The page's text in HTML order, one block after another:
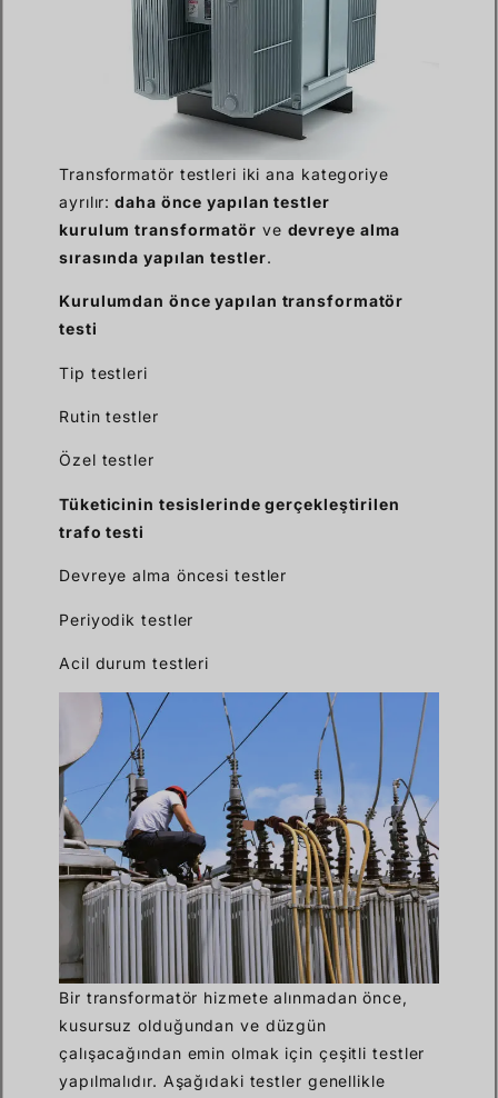
Transformatör testleri iki ana kategoriye
ayrılır: daha önce yapılan testler
kurulum transformatör ve devreye alma
sırasında yapılan testler.
Kurulumdan önce yapılan transformatör
testi
Tip testleri
Rutin testler
Özel testler
Tüketicinin tesislerinde gerçekleştirilen
trafo testi
Devreye alma öncesi testler
Periyodik testler
Acil durum testleri
Bir transformatör hizmete alınmadan önce,
kusursuz olduğundan ve düzgün
çalışacağından emin olmak için çeşitli testler
yapılmalıdır. Aşağıdaki testler genellikle